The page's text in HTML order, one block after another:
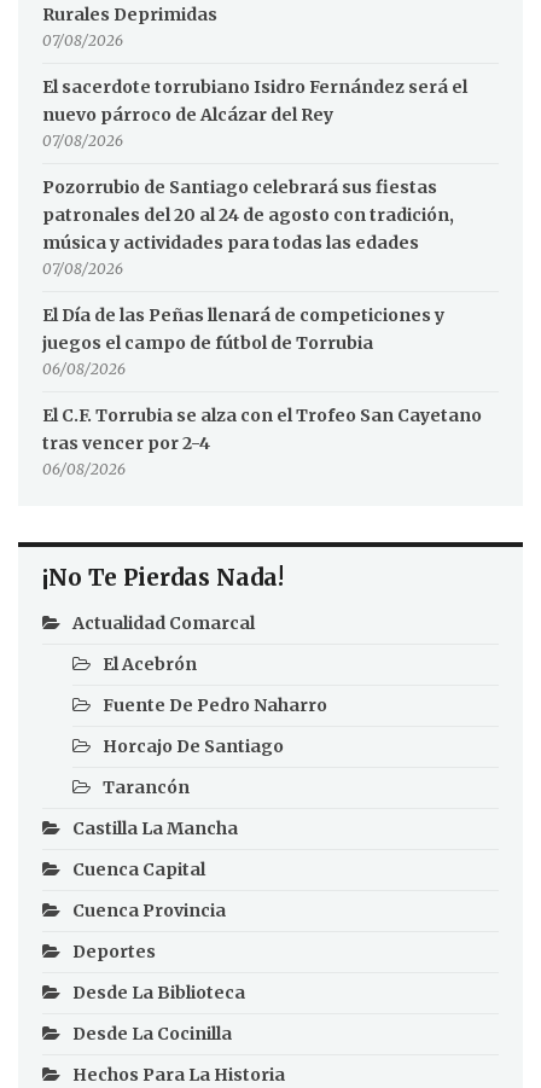
Rurales Deprimidas
07/08/2026
El sacerdote torrubiano Isidro Fernández será el
nuevo párroco de Alcázar del Rey
07/08/2026
Pozorrubio de Santiago celebrará sus fiestas
patronales del 20 al 24 de agosto con tradición,
música y actividades para todas las edades
07/08/2026
El Día de las Peñas llenará de competiciones y
juegos el campo de fútbol de Torrubia
06/08/2026
El C.F. Torrubia se alza con el Trofeo San Cayetano
tras vencer por 2-4
06/08/2026
¡No Te Pierdas Nada!
Actualidad Comarcal
El Acebrón
Fuente De Pedro Naharro
Horcajo De Santiago
Tarancón
Castilla La Mancha
Cuenca Capital
Cuenca Provincia
Deportes
Desde La Biblioteca
Desde La Cocinilla
Hechos Para La Historia